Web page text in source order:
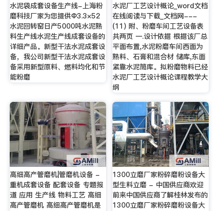
水泥袋成套设备生产线-上海粉
磨科技厂家为您提供Φ3.3×52
水泥回转窑日产5000吨水泥熟
料生产线水泥生产线成套设备的
详细产品。新型干法水泥成套设
备，我公司新型干法水泥成套设
备采用新型原料、燃料均化和节
能粉磨
水泥厂工艺设计概论_word文档
在线阅读与下载_文档网---
(11) 附、粉磨车间工艺设备表
共两页 一.设计依据 根据该厂总
平面布置,水泥粉磨车间西面为
熟料、石膏和混合材 储库,东面
紧靠水泥筒库。拟粉磨物料已经
水泥厂工艺设计概论课程教学大
纲
高细高产管磨机|管磨机设备 -
重机成套设备 配套设备 专题报
道 应用 生产线 物料工艺 高细
高产管磨机 高细高产管磨机是
1300立磨厂家粉碎磨粉设备大
型生料立磨 - 中国供应商欢迎
前来中国供应商了解桂林发布的
1300立磨厂家粉碎磨粉设备大